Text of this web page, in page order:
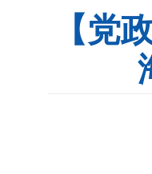
【党